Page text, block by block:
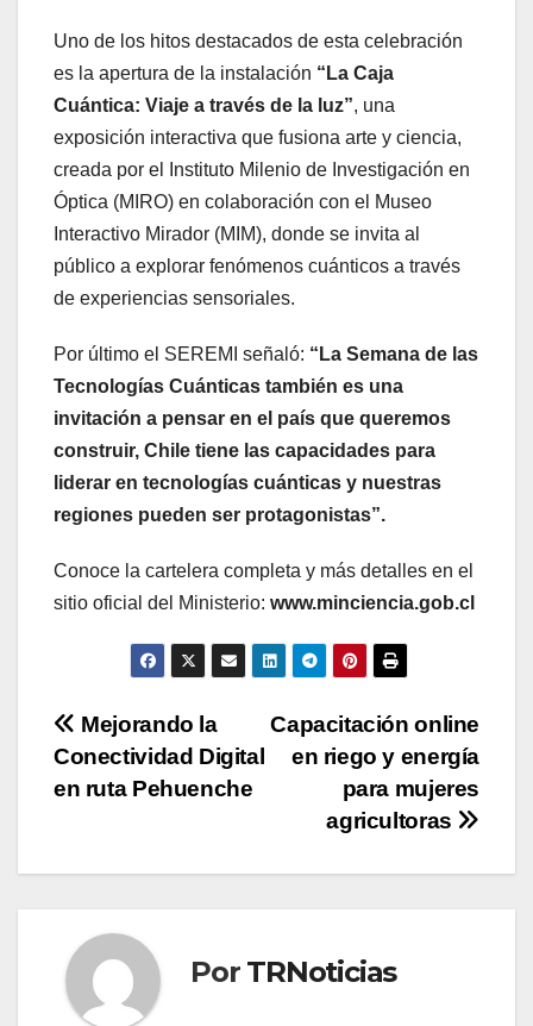
Uno de los hitos destacados de esta celebración
es la apertura de la instalación “La Caja
Cuántica: Viaje a través de la luz”, una
exposición interactiva que fusiona arte y ciencia,
creada por el Instituto Milenio de Investigación en
Óptica (MIRO) en colaboración con el Museo
Interactivo Mirador (MIM), donde se invita al
público a explorar fenómenos cuánticos a través
de experiencias sensoriales.
Por último el SEREMI señaló: “La Semana de las
Tecnologías Cuánticas también es una
invitación a pensar en el país que queremos
construir, Chile tiene las capacidades para
liderar en tecnologías cuánticas y nuestras
regiones pueden ser protagonistas”.
Conoce la cartelera completa y más detalles en el
sitio oficial del Ministerio: www.minciencia.gob.cl
Navegación
de
Capacitación online
en riego y energía
para mujeres
agricultoras
Mejorando la
Conectividad Digital
en ruta Pehuenche
Por TRNoticias